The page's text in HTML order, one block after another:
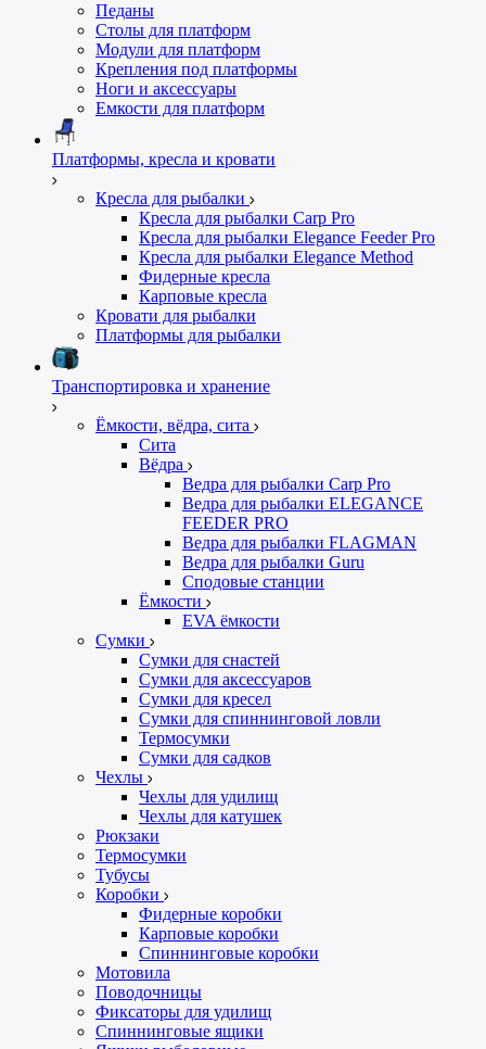
Педаны
Столы для платформ
Модули для платформ
Крепления под платформы
Ноги и аксессуары
Емкости для платформ
Платформы, кресла и кровати
Кресла для рыбалки
Кресла для рыбалки Carp Pro
Кресла для рыбалки Elegance Feeder Pro
Кресла для рыбалки Elegance Method
Фидерные кресла
Карповые кресла
Кровати для рыбалки
Платформы для рыбалки
Транспортировка и хранение
Ёмкости, вёдра, сита
Сита
Вёдра
Ведра для рыбалки Carp Pro
Ведра для рыбалки ELEGANCE
FEEDER PRO
Ведра для рыбалки FLAGMAN
Ведра для рыбалки Guru
Сподовые станции
Ёмкости
EVA ёмкости
Сумки
Сумки для снастей
Сумки для аксессуаров
Сумки для кресел
Сумки для спиннинговой ловли
Термосумки
Сумки для садков
Чехлы
Чехлы для удилищ
Чехлы для катушек
Рюкзаки
Термосумки
Тубусы
Коробки
Фидерные коробки
Карповые коробки
Спиннинговые коробки
Мотовила
Поводочницы
Фиксаторы для удилищ
Спиннинговые ящики